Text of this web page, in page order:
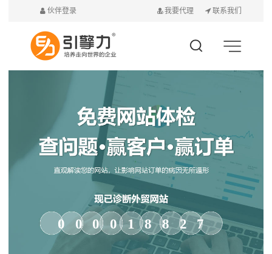
伙伴登录 我要代理 联系我们
000018827